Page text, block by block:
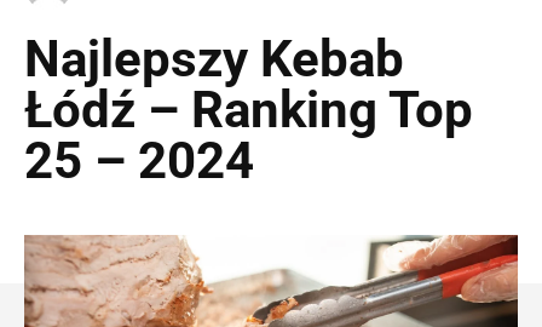
Najlepszy Kebab
Łódź – Ranking Top
25 – 2024